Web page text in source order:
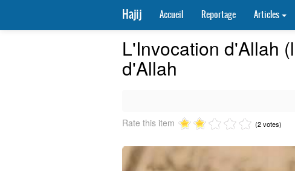
Hajij Accueil Reportage Articles
L'Invocation d'Allah
d'Allah
Rate this item (2 votes)